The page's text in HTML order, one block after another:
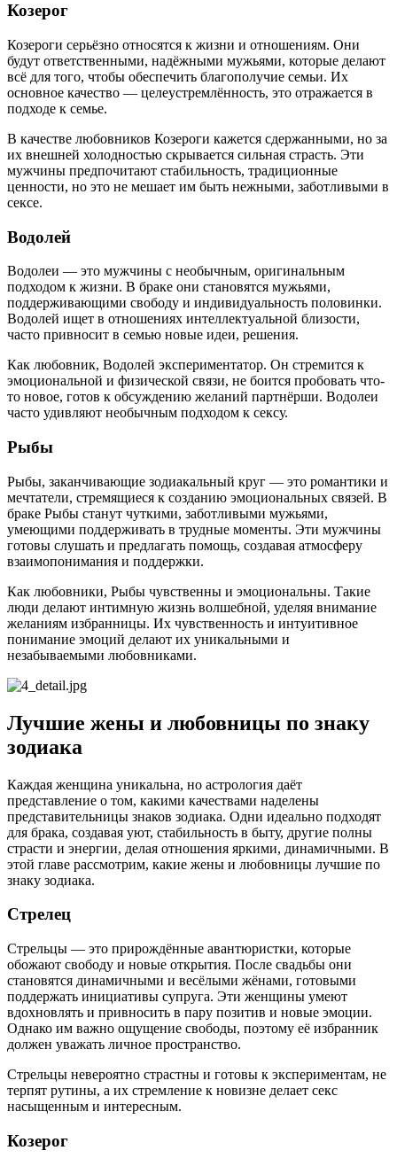
Козерог
Козероги серьёзно относятся к жизни и отношениям. Они
будут ответственными, надёжными мужьями, которые делают
всё для того, чтобы обеспечить благополучие семьи. Их
основное качество — целеустремлённость, это отражается в
подходе к семье.
В качестве любовников Козероги кажется сдержанными, но за
их внешней холодностью скрывается сильная страсть. Эти
мужчины предпочитают стабильность, традиционные
ценности, но это не мешает им быть нежными, заботливыми в
сексе.
Водолей
Водолеи — это мужчины с необычным, оригинальным
подходом к жизни. В браке они становятся мужьями,
поддерживающими свободу и индивидуальность половинки.
Водолей ищет в отношениях интеллектуальной близости,
часто привносит в семью новые идеи, решения.
Как любовник, Водолей экспериментатор. Он стремится к
эмоциональной и физической связи, не боится пробовать что-
то новое, готов к обсуждению желаний партнёрши. Водолеи
часто удивляют необычным подходом к сексу.
Рыбы
Рыбы, заканчивающие зодиакальный круг — это романтики и
мечтатели, стремящиеся к созданию эмоциональных связей. В
браке Рыбы станут чуткими, заботливыми мужьями,
умеющими поддерживать в трудные моменты. Эти мужчины
готовы слушать и предлагать помощь, создавая атмосферу
взаимопонимания и поддержки.
Как любовники, Рыбы чувственны и эмоциональны. Такие
люди делают интимную жизнь волшебной, уделяя внимание
желаниям избранницы. Их чувственность и интуитивное
понимание эмоций делают их уникальными и
незабываемыми любовниками.
Лучшие жены и любовницы по знаку
зодиака
Каждая женщина уникальна, но астрология даёт
представление о том, какими качествами наделены
представительницы знаков зодиака. Одни идеально подходят
для брака, создавая уют, стабильность в быту, другие полны
страсти и энергии, делая отношения яркими, динамичными. В
этой главе рассмотрим, какие жены и любовницы лучшие по
знаку зодиака.
Стрелец
Стрельцы — это прирождённые авантюристки, которые
обожают свободу и новые открытия. После свадьбы они
становятся динамичными и весёлыми жёнами, готовыми
поддержать инициативы супруга. Эти женщины умеют
вдохновлять и привносить в пару позитив и новые эмоции.
Однако им важно ощущение свободы, поэтому её избранник
должен уважать личное пространство.
Стрельцы невероятно страстны и готовы к экспериментам, не
терпят рутины, а их стремление к новизне делает секс
насыщенным и интересным.
Козерог